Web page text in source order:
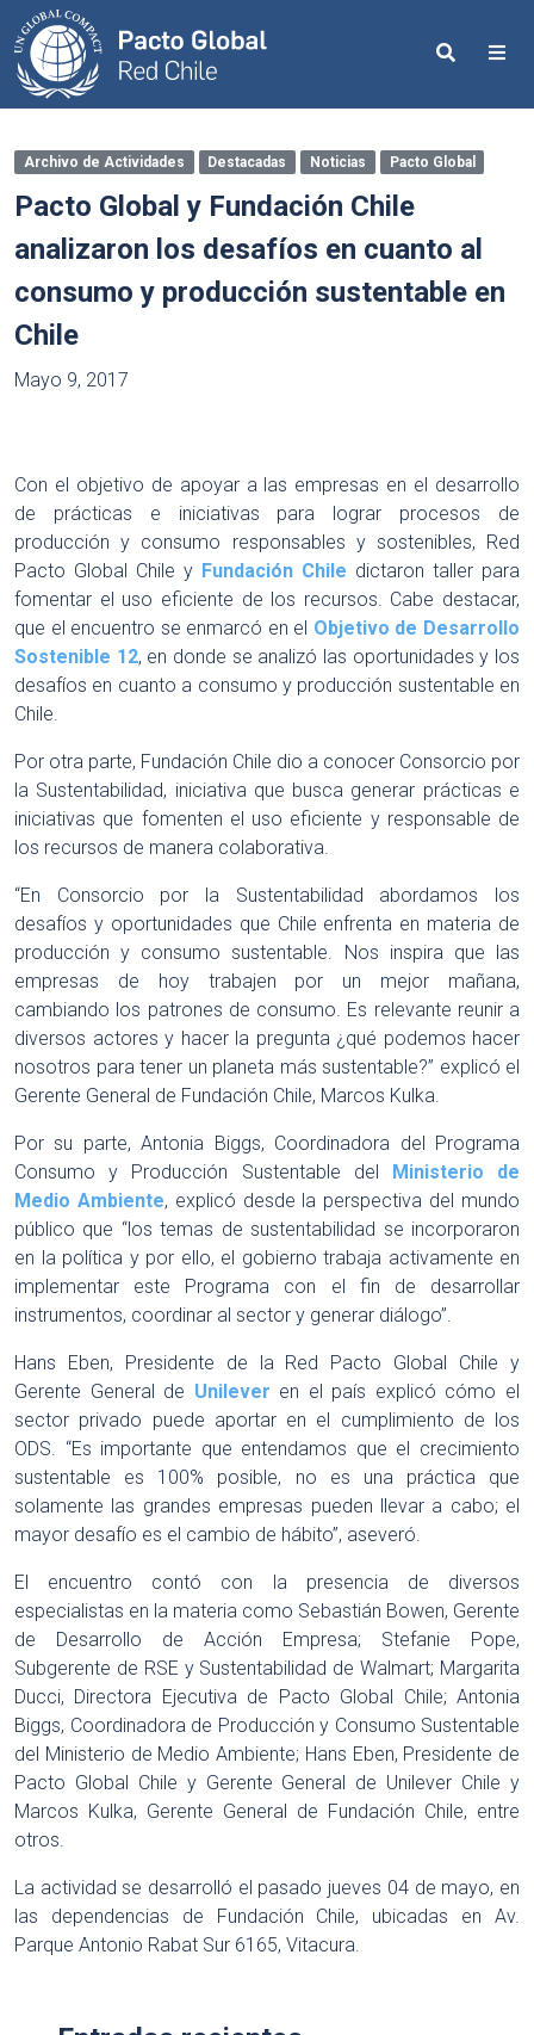
Search
Archivo de Actividades Destacadas Noticias Pacto Global
Pacto Global y Fundación Chile
analizaron los desafíos en cuanto al
consumo y producción sustentable en
Chile
Mayo 9, 2017
Con el objetivo de apoyar a las empresas en el desarrollo
de prácticas e iniciativas para lograr procesos de
producción y consumo responsables y sostenibles, Red
Pacto Global Chile y Fundación Chile dictaron taller para
fomentar el uso eficiente de los recursos. Cabe destacar,
que el encuentro se enmarcó en el Objetivo de Desarrollo
Sostenible 12, en donde se analizó las oportunidades y los
desafíos en cuanto a consumo y producción sustentable en
Chile.
Por otra parte, Fundación Chile dio a conocer Consorcio por
la Sustentabilidad, iniciativa que busca generar prácticas e
iniciativas que fomenten el uso eficiente y responsable de
los recursos de manera colaborativa.
“En Consorcio por la Sustentabilidad abordamos los
desafíos y oportunidades que Chile enfrenta en materia de
producción y consumo sustentable. Nos inspira que las
empresas de hoy trabajen por un mejor mañana,
cambiando los patrones de consumo. Es relevante reunir a
diversos actores y hacer la pregunta ¿qué podemos hacer
nosotros para tener un planeta más sustentable?” explicó el
Gerente General de Fundación Chile, Marcos Kulka.
Por su parte, Antonia Biggs, Coordinadora del Programa
Consumo y Producción Sustentable del Ministerio de
Medio Ambiente, explicó desde la perspectiva del mundo
público que “los temas de sustentabilidad se incorporaron
en la política y por ello, el gobierno trabaja activamente en
implementar este Programa con el fin de desarrollar
instrumentos, coordinar al sector y generar diálogo”.
Hans Eben, Presidente de la Red Pacto Global Chile y
Gerente General de Unilever en el país explicó cómo el
sector privado puede aportar en el cumplimiento de los
ODS. “Es importante que entendamos que el crecimiento
sustentable es 100% posible, no es una práctica que
solamente las grandes empresas pueden llevar a cabo; el
mayor desafío es el cambio de hábito”, aseveró.
El encuentro contó con la presencia de diversos
especialistas en la materia como Sebastián Bowen, Gerente
de Desarrollo de Acción Empresa; Stefanie Pope,
Subgerente de RSE y Sustentabilidad de Walmart; Margarita
Ducci, Directora Ejecutiva de Pacto Global Chile; Antonia
Biggs, Coordinadora de Producción y Consumo Sustentable
del Ministerio de Medio Ambiente; Hans Eben, Presidente de
Pacto Global Chile y Gerente General de Unilever Chile y
Marcos Kulka, Gerente General de Fundación Chile, entre
otros.
La actividad se desarrolló el pasado jueves 04 de mayo, en
las dependencias de Fundación Chile, ubicadas en Av.
Parque Antonio Rabat Sur 6165, Vitacura.